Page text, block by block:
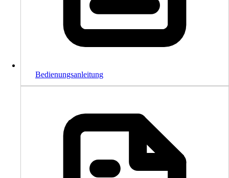
Bedienungsanleitung